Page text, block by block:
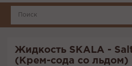
Жидкость SKALA -
(Крем-сода со льдом)